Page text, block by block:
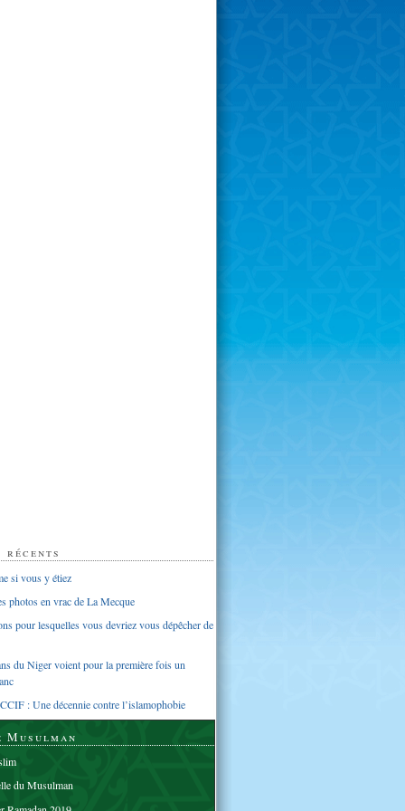
si vous y étiez
photos en vrac de La Mecque
pour lesquelles vous devriez vous dépêcher de
du Niger voient pour la première fois un
: Une décennie contre l’islamophobie
Musulman
du Musulman